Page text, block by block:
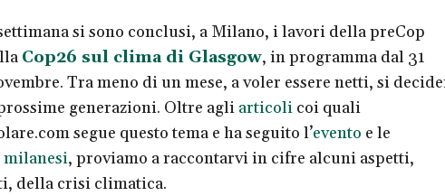
si sono conclusi, a Milano, i lavori della preCop
Cop26 sul clima di Glasgow, in programma dal 31
Tra meno di un mese, a voler essere netti, si
generazioni. Oltre agli articolicoi quali
segue questo tema e ha seguito l’evento e le
, proviamo a raccontarvi in cifre alcuni aspetti,
della crisi climatica.